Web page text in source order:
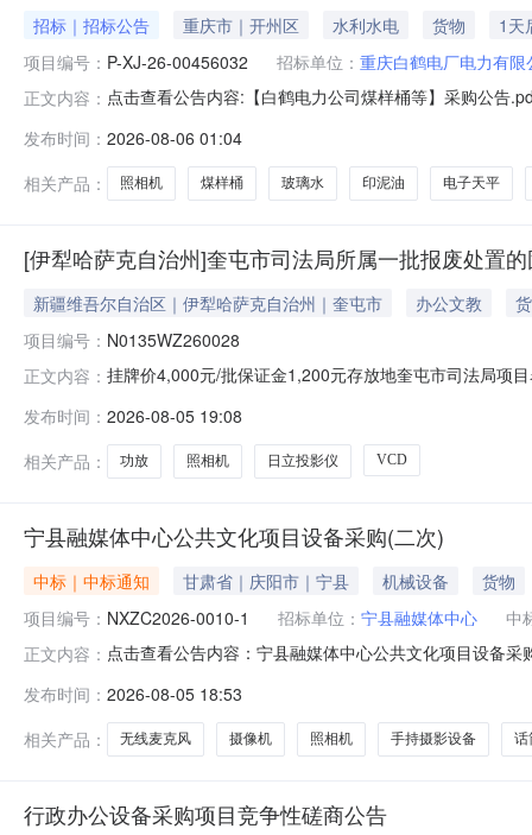
招标｜招标公告 重庆市｜开州区 水利水电 货物
1天
项目编号： P-XJ-26-00456032 招标单位： 重庆白鹤电厂电力有限
正文内容： 点击查看公告内容:【白鹤电力公司煤样桶等】采购公告
发布时间： 2026-08-06 01:04
相关产品：
照相机 煤样桶 玻璃水 印泥油 电子天平
[伊犁哈萨克自治州]奎屯市司法局所属一批报废处置
新疆维吾尔自治区｜伊犁哈萨克自治州｜奎屯市 办公文教
项目编号： N0135WZ260028
正文内容： 挂牌价4,000元/批保证金1,200元存放地奎屯市司法局项
的物名称规格数量单位价格（元）1奎屯市司法局所属一
发布时间： 2026-08-05 19:08
相关产品：
功放 照相机 日立投影仪 VCD
宁县融媒体中心公共文化项目设备采购(二次)
中标｜中标通知 甘肃省｜庆阳市｜宁县 机械设备
货物
项目编号： NXZC2026-0010-1 招标单位： 宁县融媒体中心
中
正文内容： 点击查看公告内容：宁县融媒体中心公共文化项目设备采
发布时间： 2026-08-05 18:53
相关产品：
无线麦克风 摄像机 照相机 手持摄影设备 话
行政办公设备采购项目竞争性磋商公告